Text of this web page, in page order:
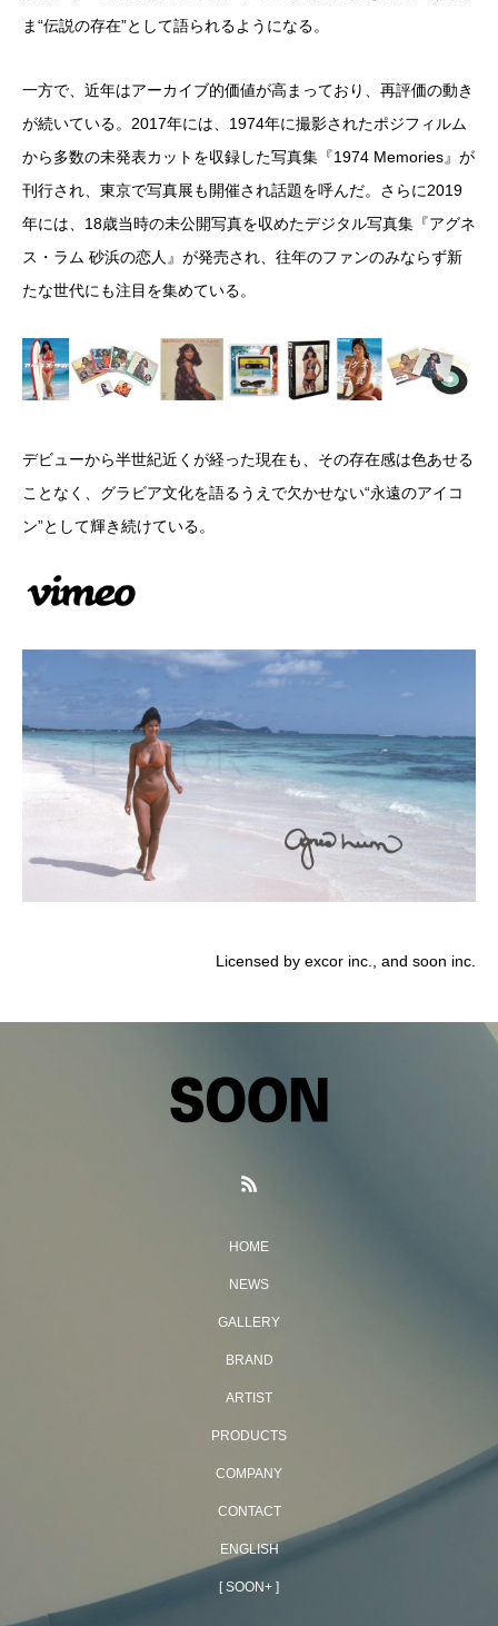
ま“伝説の存在”として語られるようになる。
一方で、近年はアーカイブ的価値が高まっており、再評価の動き
が続いている。2017年には、1974年に撮影されたポジフィルム
から多数の未発表カットを収録した写真集『1974 Memories』が
刊行され、東京で写真展も開催され話題を呼んだ。さらに2019
年には、18歳当時の未公開写真を収めたデジタル写真集『アグネ
ス・ラム 砂浜の恋人』が発売され、往年のファンのみならず新
たな世代にも注目を集めている。
デビューから半世紀近くが経った現在も、その存在感は色あせる
ことなく、グラビア文化を語るうえで欠かせない“永遠のアイコ
ン”として輝き続けている。
Licensed by excor inc., and soon inc.
HOME
NEWS
GALLERY
BRAND
ARTIST
PRODUCTS
COMPANY
CONTACT
ENGLISH
[ SOON+ ]